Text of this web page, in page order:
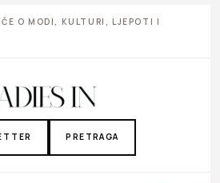
O MODI, KULTURI, LJEPOTI I
PRETRAGA